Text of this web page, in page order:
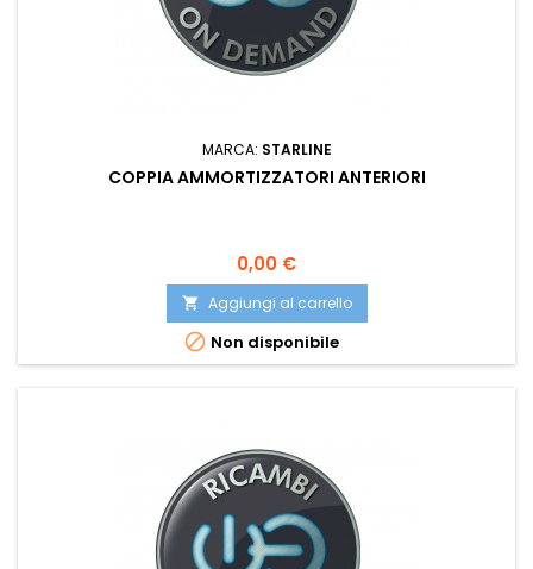
MARCA: STARLINE
COPPIA AMMORTIZZATORI ANTERIORI
Prezzo
0,00 €
 Aggiungi al carrello
 Non disponibile